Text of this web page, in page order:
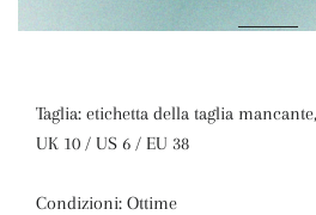
Taglia: etichetta della taglia
UK 10 / US 6 / EU 38
Condizioni: Ottime